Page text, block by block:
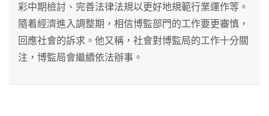
彩中期檢討、完善法律法規以更好地規範行業運作等。
隨着經濟進入調整期，相信博監部門的工作要更審慎，
回應社會的訴求。他又稱，社會對博監局的工作十分關
注，博監局會繼續依法辦事。